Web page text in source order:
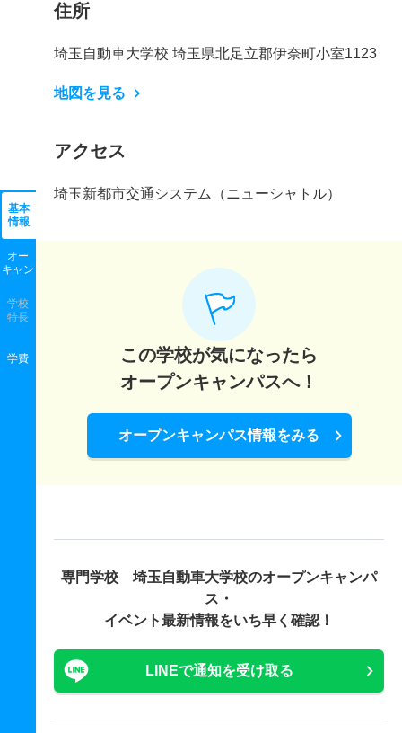
基本
情報
オー
キャン
学校
特長
学費
住所
埼玉自動車大学校 埼玉県北足立郡伊奈町小室1123
地図を見る
アクセス
埼玉新都市交通システム（ニューシャトル）
この学校が気になったら
オープンキャンパスへ！
オープンキャンパス情報をみる
専門学校 埼玉自動車大学校のオープンキャンパ
ス・
イベント最新情報をいち早く確認！
LINEで通知を受け取る